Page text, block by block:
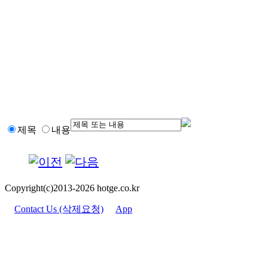
제목 내용
Copyright(c)2013-2026 hotge.co.kr
Contact Us (삭제요청) App